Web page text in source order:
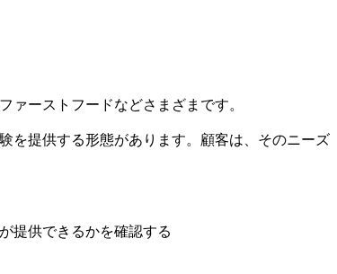
ーストフードなどさまざまです。
を提供する形態があります。顧客は、そのニーズ
提供できるかを確認する